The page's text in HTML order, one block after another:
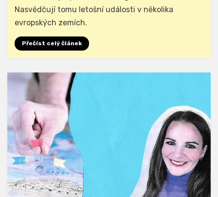
Nasvědčují tomu letošní události v několika
evropských zemích.
Přečíst celý článek